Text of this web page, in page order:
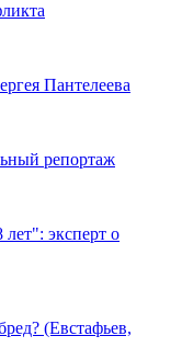
Пантелеева
репортаж
эксперт о
(Евстафьев,